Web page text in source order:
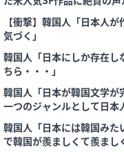
【衝撃】韓国人「日本人
気づく」
韓国人「日本にしか存在し
ちら・・・」
韓国人「日本が韓国文学が
一つのジャンルとして日
（ﾌﾞﾙﾌﾞﾙ」＝韓国の反応
韓国人「日本には韓国みた
で韓国が羨ましくて羨ま